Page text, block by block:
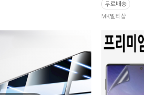
무료배송
MK멀티샵